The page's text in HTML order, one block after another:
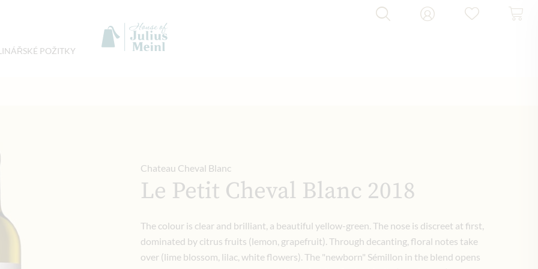
POŽITKY
Chateau Cheval Blanc
Le Petit Cheval Blanc 2018
The colour is clear and brilliant, a beautiful yellow-green. The nose is discreet at first,
dominated by citrus fruits (lemon, grapefruit). Through decanting, floral notes take
over (lime blossom, lilac, white flowers). The "newborn" Sémillon in the blend opens